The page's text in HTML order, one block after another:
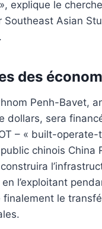
explique le
Southeast Asian
des
Penh-Bavet,
dollars, sera
– « built-
chinois China
l’exploitant
finalement le